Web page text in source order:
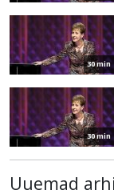
30 min
30 min
Uuemad